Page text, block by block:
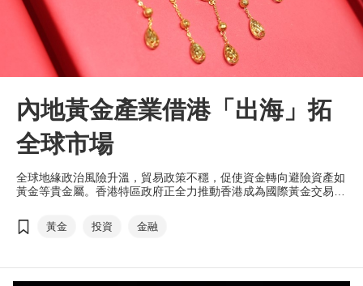
內地黃金產業借港「出海」拓
全球市場
全球地緣政治風險升溫，貿易政策不穩，促使資金轉向避險資產如
黃金等貴金屬。香港特區政府正全力推動香港成為國際黃金交易中
海」。香港貿發局（貿發局）「香港國際珠寶展」於3月4至8 日假
香港會議展覽中心舉行，吸引逾20個來自不同國家及地區的展團參
黃金 投資 金融